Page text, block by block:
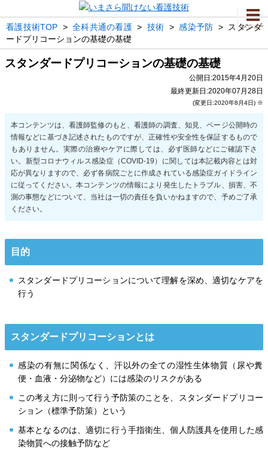
メニュー
看護技術TOP > 全科共通の看護> 技術 >感染予防 > スタンダ
ードプリコーションの基礎の基礎
スタンダードプリコーションの基礎の基礎
公開日:2015年4月20日
最終更新日:2020年07月28日
(変更日:2020年8月4日) ※
目的
スタンダードプリコーションについて理解を深め、適切なケアを
行う
スタンダードプリコーションとは
感染の有無に関係なく、汗以外の全ての湿性生体物質（尿や糞
便・血液・分泌物など）には感染のリスクがある
この考え方に則って行う予防策のことを、スタンダードプリコー
ション（標準予防策）という
基本となるのは、適切に行う手指衛生、個人防護具を使用した感
染物質への接触予防など